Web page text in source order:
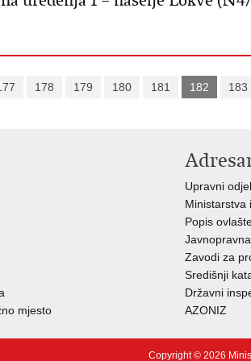
178 179 180 181 182 183
mjesto
Upravni
Ministarstva
Popis
Zavodi za
Središnji
Državni
AZONIZ
Copyright © 2026